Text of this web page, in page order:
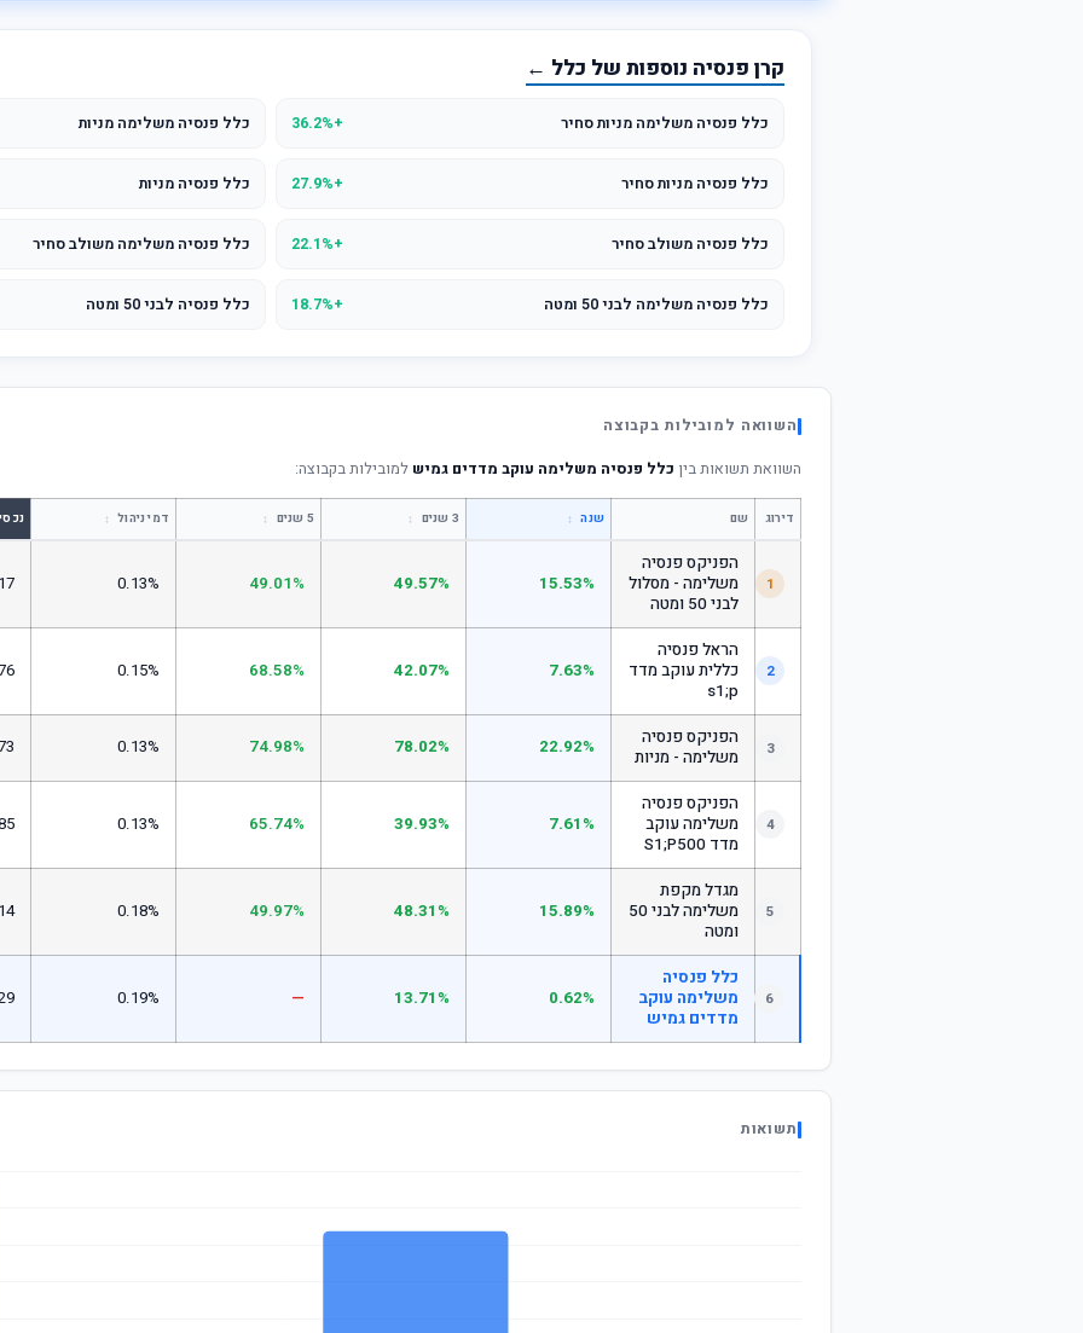
קרן פנסיה נוספות של כלל ←
כלל פנסיה משלימה מניות סחיר +36.2% כלל פנסיה משלימה מניות
כלל פנסיה מניות סחיר +27.9% כלל פנסיה מניות
כלל פנסיה משולב סחיר +22.1% כלל פנסיה משלימה משולב סחיר
כלל פנסיה משלימה לבני 50 ומטה +18.7% כלל פנסיה לבני 50 ומטה
השוואה למובילות בקבוצה
השוואת תשואות בין כלל פנסיה משלימה עוקב מדדים גמיש למובילות בקבוצה:
דירוג שם שנה ↕ 3 שנים ↕ 5 שנים ↕ דמי ניהול ↕
1
הפניקס פנסיה
משלימה - מסלול
לבני 50 ומטה
15.53%
49.57%
49.01%
0.13%
2
הראל פנסיה
כללית עוקב מדד
s1;p
7.63%
42.07%
68.58%
0.15%
3
הפניקס פנסיה
משלימה - מניות
22.92%
78.02%
74.98%
0.13%
4
הפניקס פנסיה
משלימה עוקב
מדד S1;P500
7.61%
39.93%
65.74%
0.13%
5
מגדל מקפת
משלימה לבני 50
ומטה
15.89%
48.31%
49.97%
0.18%
6
כלל פנסיה
משלימה עוקב
מדדים גמיש
0.62%
13.71%
—
0.19%
תשואות